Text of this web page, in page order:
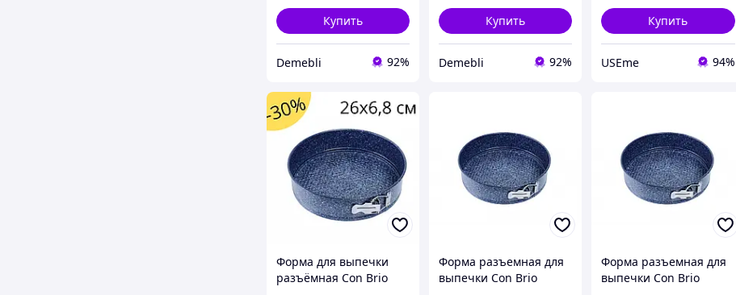
Купить
Demebli 92%
Купить
Demebli 92%
Купить
USEme 94%
Форма для выпечки
разъёмная Con Brio
Форма разъемная для
выпечки Con Brio
Форма разъемная для
выпечки Con Brio